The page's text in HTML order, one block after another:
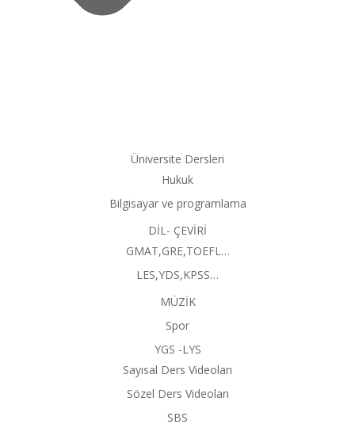
Üniversite Dersleri
Hukuk
Bilgisayar ve programlama
DİL- ÇEVİRİ
GMAT,GRE,TOEFL…
LES,YDS,KPSS…
MÜZİK
Spor
YGS -LYS
Sayısal Ders Videoları
Sözel Ders Videoları
SBS